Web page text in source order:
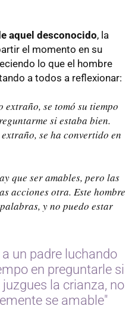
aquel desconocido, la
el momento en su
lo que el hombre
a todos a reflexionar:
extraño, se tomó su tiempo
si estaba bien.
se ha convertido en
que ser amables, pero las
acciones otra. Este hombre
y no puedo estar
un padre luchando
en preguntarle si
la crianza, no
se amable"